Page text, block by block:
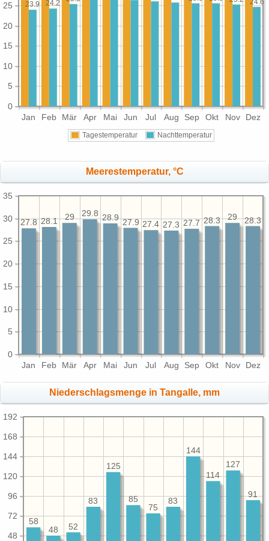
Jan Feb Mär Apr Mai Jun Jul Aug Sep Okt Nov Dez
0
5
10
15
20
25 24.2
23.9
Tagestemperatur Nachttemperatur
Meerestemperatur, °C
Jan Feb Mär Apr Mai Jun Jul Aug Sep Okt Nov Dez
0
5
10
15
20
25
30
35
28.3
29
28.3
27.7
27.3
27.4
27.9
28.9
29.8
29
28.1
27.8
Niederschlagsmenge in Tangalle, mm
48
72
96
120
144
168
192
91
127
114
144
83
75
85
125
83
52
48
58